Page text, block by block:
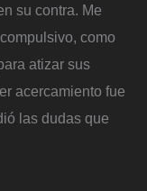
su contra. Me
como
atizar sus
acercamiento fue
las dudas que